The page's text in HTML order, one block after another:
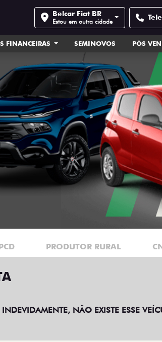
Belcar Fiat BR
Estou em outra cidade
FINANCEIRAS SEMINOVOS PÓS
PRODUTOR RURAL
NÃO EXISTE ESSE